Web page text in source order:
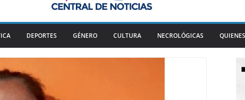
DEPORTES GÉNERO CULTURA NECROLÓGICAS